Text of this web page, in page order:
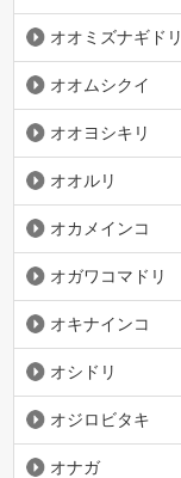
オオミズナギドリ
オオムシクイ
オオヨシキリ
オオルリ
オカメインコ
オガワコマドリ
オキナインコ
オシドリ
オジロビタキ
オナガ